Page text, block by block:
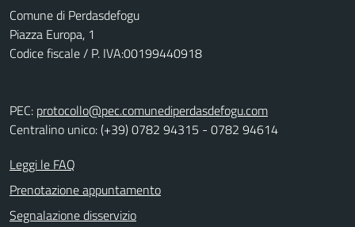
Comune di Perdasdefogu
Piazza Europa, 1
Codice fiscale / P. IVA:00199440918
PEC: protocollo@pec.comunediperdasdefogu.com
Centralino unico: (+39) 0782 94315 - 0782 94614
Leggi le FAQ
Prenotazione appuntamento
Segnalazione disservizio